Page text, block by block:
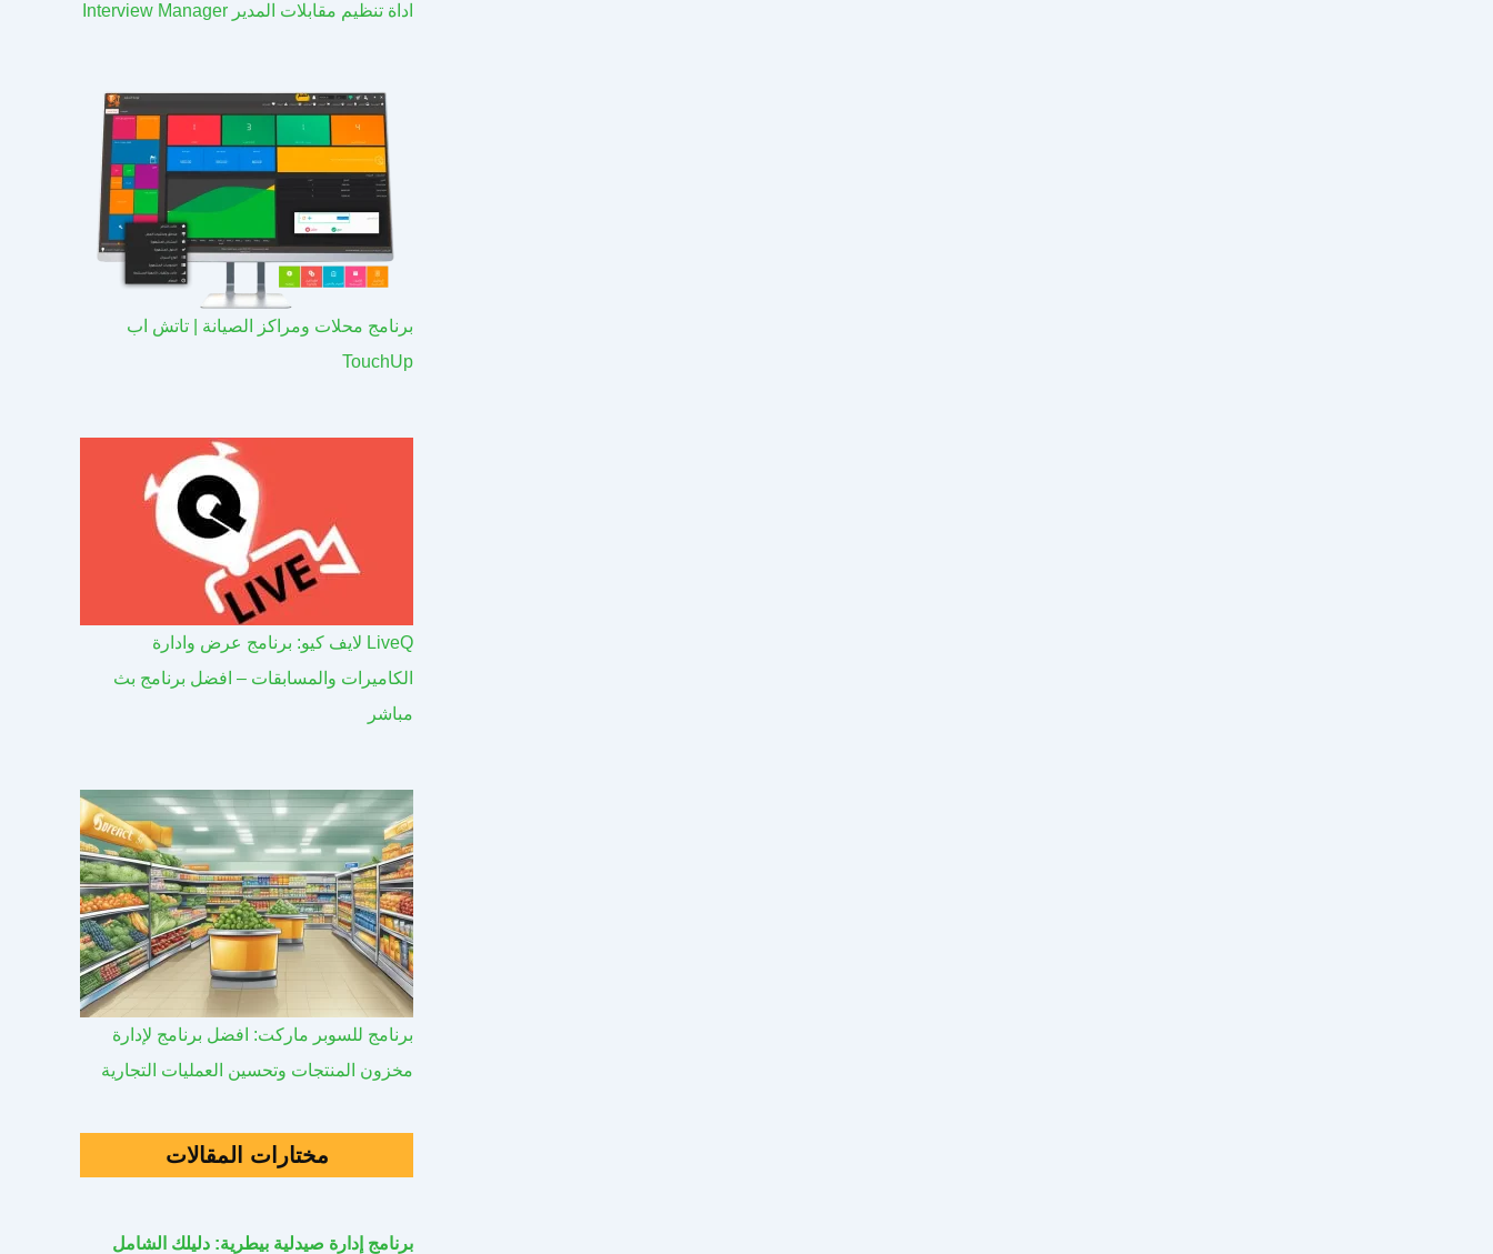
اداة تنظيم مقابلات المدير Interview Manager
برنامج محلات ومراكز الصيانة | تاتش اب
TouchUp
LiveQ لايف كيو: برنامج عرض وادارة
الكاميرات والمسابقات – افضل برنامج بث
مباشر
برنامج للسوبر ماركت: افضل برنامج لإدارة
مخزون المنتجات وتحسين العمليات التجارية
مختارات المقالات
برنامج إدارة صيدلية بيطرية: دليلك الشامل